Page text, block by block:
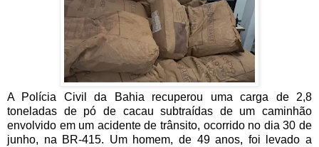
A Polícia Civil da Bahia recuperou uma carga de 2,8
toneladas de pó de cacau subtraídas de um caminhão
envolvido em um acidente de trânsito, ocorrido no dia 30 de
junho, na BR-415. Um homem, de 49 anos, foi levado a